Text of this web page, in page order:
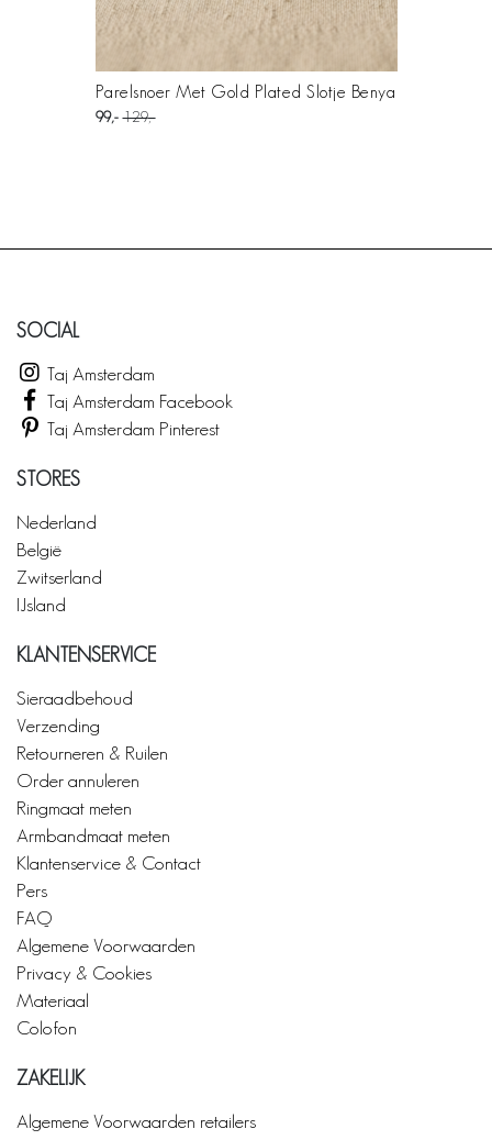
Parelsnoer Met Gold Plated Slotje Benya
99 129
SOCIAL
Taj Amsterdam
Taj Amsterdam Facebook
Taj Amsterdam Pinterest
STORES
Nederland
België
Zwitserland
IJsland
KLANTENSERVICE
Sieraadbehoud
Verzending
Retourneren & Ruilen
Order annuleren
Ringmaat meten
Armbandmaat meten
Klantenservice & Contact
Pers
FAQ
Algemene Voorwaarden
Privacy & Cookies
Materiaal
Colofon
ZAKELIJK
Algemene Voorwaarden retailers